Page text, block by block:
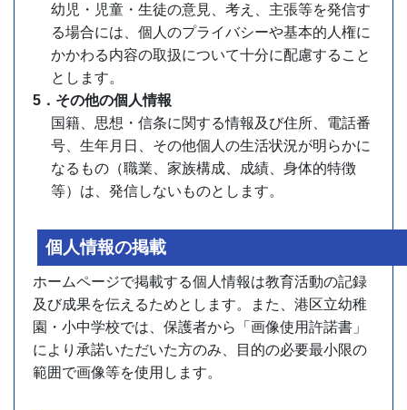
幼児・児童・生徒の意見、考え、主張等を発信す
る場合には、個人のプライバシーや基本的人権に
かかわる内容の取扱について十分に配慮すること
とします。
5．その他の個人情報
国籍、思想・信条に関する情報及び住所、電話番
号、生年月日、その他個人の生活状況が明らかに
なるもの（職業、家族構成、成績、身体的特徴
等）は、発信しないものとします。
個人情報の掲載
ホームページで掲載する個人情報は教育活動の記録
及び成果を伝えるためとします。また、港区立幼稚
園・小中学校では、保護者から「画像使用許諾書」
により承諾いただいた方のみ、目的の必要最小限の
範囲で画像等を使用します。